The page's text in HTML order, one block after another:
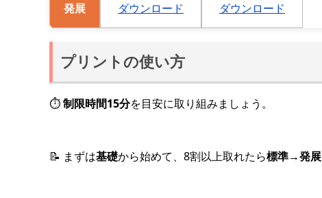
発展 ダウンロード ダウンロード
プリントの使い方
⏱制限時間15分を目安に取り組みましょう。
📝 まずは基礎から始めて、8割以上取れたら標準→発展